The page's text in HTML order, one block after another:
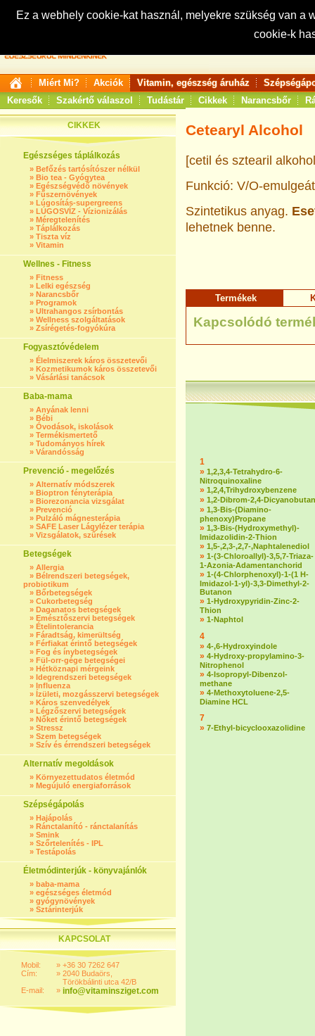
Ez a webhely cookie-kat használ, melyekre szükség van
cookie-k
Keresés:
Miért Mi? Akciók Vitamin, egészség áruház
Keresők
Szakértő válaszol Tudástár Cikkek Narancsbőr
CIKKEK
Egészséges táplálkozás
» Befőzés tartósítószer nélkül
» Bio tea - Gyógytea
» Egészségvédő növények
» Fűszernövények
» Lúgosítás-supergreens
» LÚGOSVÍZ - Vízionizálás
» Méregtelenítés
» Táplálkozás
» Tiszta víz
» Vitamin
Wellnes - Fitness
» Fitness
» Lelki egészség
» Narancsbőr
» Programok
» Ultrahangos zsírbontás
» Wellness szolgáltatások
» Zsírégetés-fogyókúra
Fogyasztóvédelem
» Élelmiszerek káros összetevői
» Kozmetikumok káros összetevői
» Vásárlási tanácsok
Baba-mama
» Anyának lenni
» Bébi
» Óvodások, iskolások
» Termékismertető
» Tudományos hírek
» Várandósság
Prevenció - megelőzés
» Alternatív módszerek
» Bioptron fényterápia
» Biorezonancia vizsgálat
» Prevenció
» Pulzáló mágnesterápia
» SAFE Laser Lágylézer terápia
» Vizsgálatok, szűrések
Betegségek
» Allergia
» Bélrendszeri betegségek,
probiotikum
» Bőrbetegségek
» Cukorbetegség
» Daganatos betegségek
» Emésztőszervi betegségek
» Ételintolerancia
» Fáradtság, kimerültség
» Férfiakat érintő betegségek
» Fog és ínybetegségek
» Fül-orr-gége betegségei
» Hétköznapi mérgeink
» Idegrendszeri betegségek
» Influenza
» Ízületi, mozgásszervi betegségek
» Káros szenvedélyek
» Légzőszervi betegségek
» Nőket érintő betegségek
» Stressz
» Szem betegségek
» Szív és érrendszeri betegségek
Alternatív megoldások
» Környezettudatos életmód
» Megújuló energiaforrások
Szépségápolás
» Hajápolás
» Ránctalanító - ránctalanítás
» Smink
» Szőrtelenítés - IPL
» Testápolás
Életmódinterjúk - könyvajánlók
» baba-mama
» egészséges életmód
» gyógynövények
» Sztárinterjúk
KAPCSOLAT
Mobil:
Cím:
E-mail:
»
»
»
+36 30 7262 647
2040 Budaörs,
Törökbálinti utca 42/B
info@vitaminsziget.com
Cetearyl Alcohol
[cetil és sztearil
Funkció: V/O-
Szintetikus anyag.
lehetnek benne.
Termékek
Kapcsolódó
1
» 1,2,3,4-Tetrahydro-6-
Nitroquinoxaline
» 1,2,4,Trihydroxybenzene
» 1,2-Dibrom-2,4-Dicyanobutan
» 1,3-Bis-(Diamino-
phenoxy)Propane
» 1,3-Bis-(Hydroxymethyl)-
Imidazolidin-2-Thion
» 1,5-,2,3-,2,7-,Naphtalenediol
» 1-(3-Chloroallyl)-3,5,7-Triaza-
1-Azonia-Adamentanchorid
» 1-(4-Chlorphenoxyl)-1-(1 H-
Imidazol-1-yl)-3,3-Dimethyl-2-
Butanon
» 1-Hydroxypyridin-Zinc-2-
Thion
» 1-Naphtol
4
» 4-,6-Hydroxyindole
» 4-Hydroxy-propylamino-3-
Nitrophenol
» 4-Isopropyl-Dibenzol-
methane
» 4-Methoxytoluene-2,5-
Diamine HCL
7
» 7-Ethyl-bicyclooxazolidine